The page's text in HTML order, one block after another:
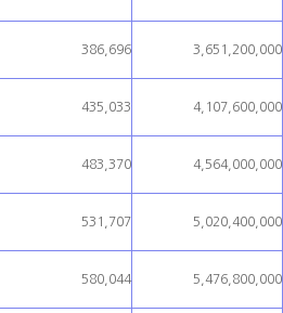
386,696 3,651,200,000
435,033 4,107,600,000
483,370 4,564,000,000
531,707 5,020,400,000
580,044 5,476,800,000